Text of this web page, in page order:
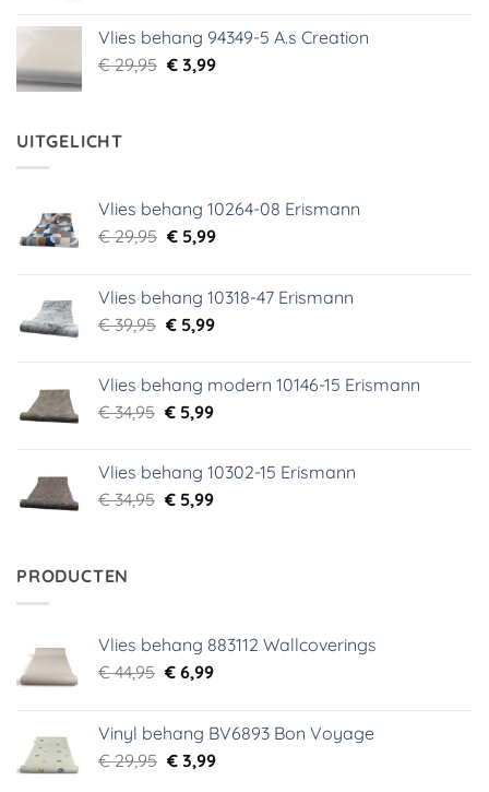
€ 29,95.€ 5,99.
Vlies behang 94349-5 A.s Creation
€29,95 Oorspronkelijke
€3,99Huidige
UITGELICHT
Vlies behang 10264-08 Erismann
€29,95 Oorspronkelijke
€ 29,95.
€5,99Huidige
€ 5,99.
Vlies behang 10318-47 Erismann
€39,95 Oorspronkelijke
€ 39,95.
€5,99Huidige
€ 5,99.
Vlies behang modern 10146-15 Erismann
€34,95 Oorspronkelijke
€ 34,95.
€5,99Huidige
€ 5,99.
Vlies behang 10302-15 Erismann
€34,95 Oorspronkelijke
€5,99Huidige
PRODUCTEN
Vlies behang 883112 Wallcoverings
€44,95 Oorspronkelijke
€ 44,95.
€6,99Huidige
€ 6,99.
Vinyl behang BV6893 Bon Voyage
€29,95 Oorspronkelijke
€3,99Huidige